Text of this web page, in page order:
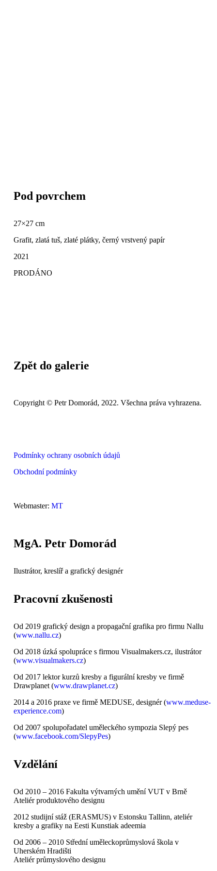
Pod povrchem
27×27 cm
Grafit, zlatá tuš, zlaté plátky, černý vrstvený papír
2021
PRODÁNO
Zpět do galerie
Copyright © Petr Domorád, 2022. Všechna práva vyhrazena.
Podmínky ochrany osobních údajů
Obchodní podmínky
Webmaster: MT
MgA. Petr Domorád
Ilustrátor, kreslíř a grafický designér
Pracovní zkušenosti
Od 2019 grafický design a propagační grafika pro firmu Nallu
(www.nallu.cz)
Od 2018 úzká spolupráce s firmou Visualmakers.cz, ilustrátor
(www.visualmakers.cz)
Od 2017 lektor kurzů kresby a figurální kresby ve firmě
Drawplanet (www.drawplanet.cz)
2014 a 2016 praxe ve firmě MEDUSE, designér (www.meduse-
experience.com)
Od 2007 spolupořadatel uměleckého sympozia Slepý pes
(www.facebook.com/SlepyPes)
Vzdělání
Od 2010 – 2016 Fakulta výtvarných umění VUT v Brně
Ateliér produktového designu
2012 studijní stáž (ERASMUS) v Estonsku Tallinn, ateliér
kresby a grafiky na Eesti Kunstiak adeemia
Od 2006 – 2010 Střední uměleckoprůmyslová škola v
Uherském Hradišti
Ateliér průmyslového designu